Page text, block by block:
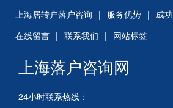
上海居转户落户咨询 | 服务优势 | 成
在线留言 | 联系我们 | 网站标签
上海落户咨询网
24小时联系热线：